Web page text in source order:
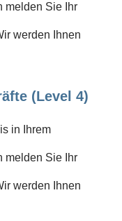
melden Sie Ihr
werden Ihnen
(Level 4)
in Ihrem
melden Sie Ihr
werden Ihnen